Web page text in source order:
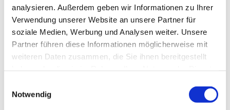
analysieren. Außerdem geben wir Informationen zu Ihrer
Verwendung unserer Website an unsere Partner für
soziale Medien, Werbung und Analysen weiter. Unsere
Partner führen diese Informationen möglicherweise mit
weiteren Daten zusammen, die Sie ihnen bereitgestellt
Notwendig